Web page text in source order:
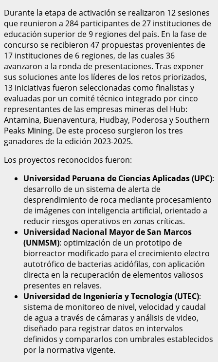
Durante la etapa de activación se realizaron 12 sesiones
que reunieron a 284 participantes de 27 instituciones de
educación superior de 9 regiones del país. En la fase de
concurso se recibieron 47 propuestas provenientes de
17 instituciones de 6 regiones, de las cuales 36
avanzaron a la ronda de presentaciones. Tras exponer
sus soluciones ante los líderes de los retos priorizados,
13 iniciativas fueron seleccionadas como finalistas y
evaluadas por un comité técnico integrado por cinco
representantes de las empresas mineras del Hub:
Antamina, Buenaventura, Hudbay, Poderosa y Southern
Peaks Mining. De este proceso surgieron los tres
ganadores de la edición 2023-2025.
Los proyectos reconocidos fueron:
Universidad Peruana de Ciencias Aplicadas (UPC):
desarrollo de un sistema de alerta de
desprendimiento de roca mediante procesamiento
de imágenes con inteligencia artificial, orientado a
reducir riesgos operativos en zonas críticas.
Universidad Nacional Mayor de San Marcos
(UNMSM): optimización de un prototipo de
biorreactor modificado para el crecimiento electro
autotrófico de bacterias acidófilas, con aplicación
directa en la recuperación de elementos valiosos
presentes en relaves.
Universidad de Ingeniería y Tecnología (UTEC):
sistema de monitoreo de nivel, velocidad y caudal
de agua a través de cámaras y análisis de video,
diseñado para registrar datos en intervalos
definidos y compararlos con umbrales establecidos
por la normativa vigente.